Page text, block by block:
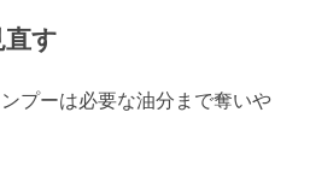
す
プーは必要な油分まで奪いや